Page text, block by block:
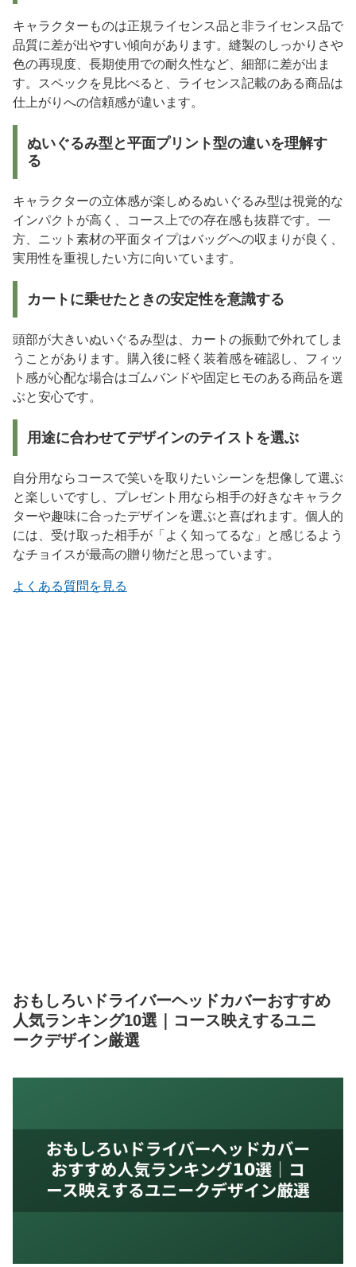
キャラクターものは正規ライセンス品と非ライセンス品で
品質に差が出やすい傾向があります。縫製のしっかりさや
色の再現度、長期使用での耐久性など、細部に差が出ま
す。スペックを見比べると、ライセンス記載のある商品は
仕上がりへの信頼感が違います。
ぬいぐるみ型と平面プリント型の違いを理解す
る
キャラクターの立体感が楽しめるぬいぐるみ型は視覚的な
インパクトが高く、コース上での存在感も抜群です。一
方、ニット素材の平面タイプはバッグへの収まりが良く、
実用性を重視したい方に向いています。
カートに乗せたときの安定性を意識する
頭部が大きいぬいぐるみ型は、カートの振動で外れてしま
うことがあります。購入後に軽く装着感を確認し、フィッ
ト感が心配な場合はゴムバンドや固定ヒモのある商品を選
ぶと安心です。
用途に合わせてデザインのテイストを選ぶ
自分用ならコースで笑いを取りたいシーンを想像して選ぶ
と楽しいですし、プレゼント用なら相手の好きなキャラク
ターや趣味に合ったデザインを選ぶと喜ばれます。個人的
には、受け取った相手が「よく知ってるな」と感じるよう
なチョイスが最高の贈り物だと思っています。
よくある質問を見る
おもしろいドライバーヘッドカバーおすすめ
人気ランキング10選｜コース映えするユニ
ークデザイン厳選